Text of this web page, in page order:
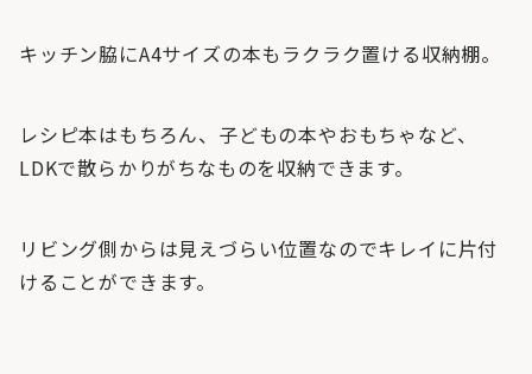
キッチン脇にA4サイズの本もラクラク置ける収納棚。
レシピ本はもちろん、子どもの本やおもちゃなど、
LDKで散らかりがちなものを収納できます。
リビング側からは見えづらい位置なのでキレイに片付
けることができます。